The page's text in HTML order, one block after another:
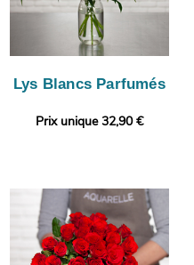
Lys Blancs Parfumés
Prix unique 32,90 €